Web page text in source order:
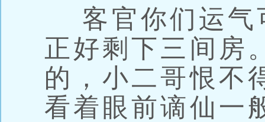
客官你们运气
正好剩下三间房
的，小二哥恨不
看着眼前谪仙一